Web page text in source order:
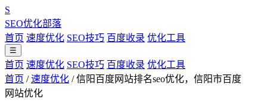
S
SEO优化部落
首页 速度优化 SEO技巧 百度收录 优化工具
☰
首页 速度优化 SEO技巧 百度收录 优化工具
首页 / 速度优化 / 信阳百度网站排名seo优化，信阳市百度
网站优化